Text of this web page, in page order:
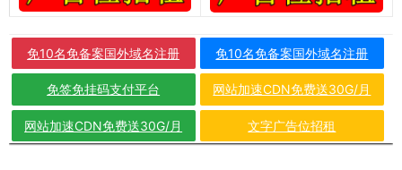
免10名免备案国外域名注册 免10名免备案国外域名注册
免签免挂码支付平台 网站加速CDN免费送30G/月
网站加速CDN免费送30G/月 文字广告位招租